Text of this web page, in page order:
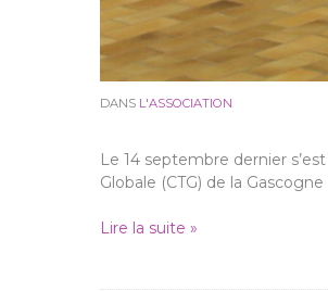
DANS L'ASSOCIATION
Le 14 septembre dernier
Globale (CTG) de la
Lire la suite »